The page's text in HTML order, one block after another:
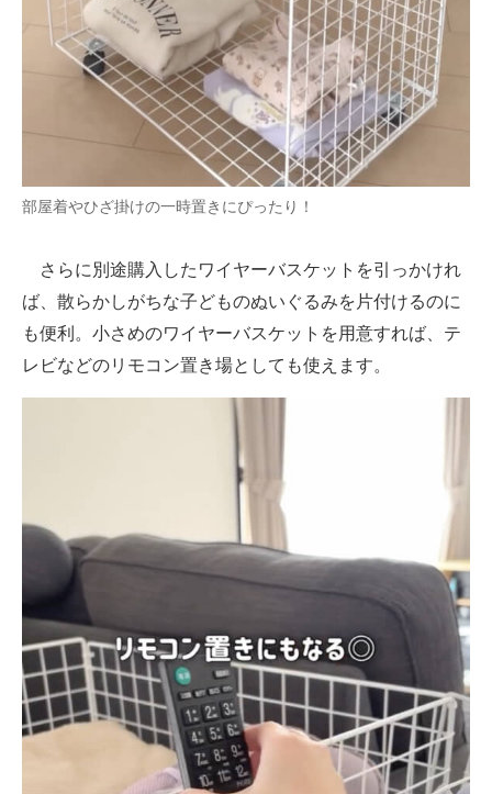
部屋着やひざ掛けの一時置きにぴったり！
さらに別途購入したワイヤーバスケットを引っかけれ
ば、散らかしがちな子どものぬいぐるみを片付けるのに
も便利。小さめのワイヤーバスケットを用意すれば、テ
レビなどのリモコン置き場としても使えます。